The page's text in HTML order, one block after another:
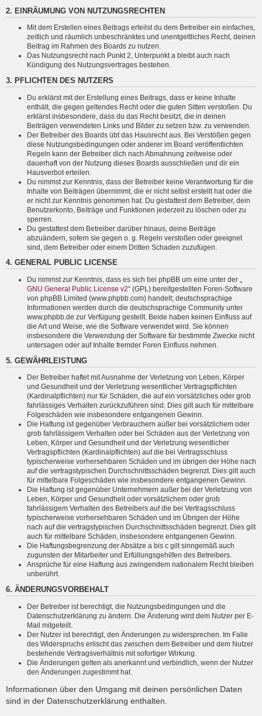
2. EINRÄUMUNG VON NUTZUNGSRECHTEN
Mit dem Erstellen eines Beitrags erteilst du dem Betreiber ein einfaches,
zeitlich und räumlich unbeschränktes und unentgeltliches Recht, deinen
Beitrag im Rahmen des Boards zu nutzen.
Das Nutzungsrecht nach Punkt 2, Unterpunkt a bleibt auch nach
Kündigung des Nutzungsvertrages bestehen.
3. PFLICHTEN DES NUTZERS
Du erklärst mit der Erstellung eines Beitrags, dass er keine Inhalte
enthält, die gegen geltendes Recht oder die guten Sitten verstoßen. Du
erklärst insbesondere, dass du das Recht besitzt, die in deinen
Beiträgen verwendeten Links und Bilder zu setzen bzw. zu verwenden.
Der Betreiber des Boards übt das Hausrecht aus. Bei Verstößen gegen
diese Nutzungsbedingungen oder anderer im Board veröffentlichten
Regeln kann der Betreiber dich nach Abmahnung zeitweise oder
dauerhaft von der Nutzung dieses Boards ausschließen und dir ein
Hausverbot erteilen.
Du nimmst zur Kenntnis, dass der Betreiber keine Verantwortung für die
Inhalte von Beiträgen übernimmt, die er nicht selbst erstellt hat oder die
er nicht zur Kenntnis genommen hat. Du gestattest dem Betreiber, dein
Benutzerkonto, Beiträge und Funktionen jederzeit zu löschen oder zu
sperren.
Du gestattest dem Betreiber darüber hinaus, deine Beiträge
abzuändern, sofern sie gegen o. g. Regeln verstoßen oder geeignet
sind, dem Betreiber oder einem Dritten Schaden zuzufügen.
4. GENERAL PUBLIC LICENSE
Du nimmst zur Kenntnis, dass es sich bei phpBB um eine unter der „
GNU General Public License v2“ (GPL) bereitgestellten Foren-Software
von phpBB Limited (www.phpbb.com) handelt; deutschsprachige
Informationen werden durch die deutschsprachige Community unter
www.phpbb.de zur Verfügung gestellt. Beide haben keinen Einfluss auf
die Art und Weise, wie die Software verwendet wird. Sie können
insbesondere die Verwendung der Software für bestimmte Zwecke nicht
untersagen oder auf Inhalte fremder Foren Einfluss nehmen.
5. GEWÄHRLEISTUNG
Der Betreiber haftet mit Ausnahme der Verletzung von Leben, Körper
und Gesundheit und der Verletzung wesentlicher Vertragspflichten
(Kardinalpflichten) nur für Schäden, die auf ein vorsätzliches oder grob
fahrlässiges Verhalten zurückzuführen sind. Dies gilt auch für mittelbare
Folgeschäden wie insbesondere entgangenen Gewinn.
Die Haftung ist gegenüber Verbrauchern außer bei vorsätzlichem oder
grob fahrlässigem Verhalten oder bei Schäden aus der Verletzung von
Leben, Körper und Gesundheit und der Verletzung wesentlicher
Vertragspflichten (Kardinalpflichten) auf die bei Vertragsschluss
typischerweise vorhersehbaren Schäden und im übrigen der Höhe nach
auf die vertragstypischen Durchschnittsschäden begrenzt. Dies gilt auch
für mittelbare Folgeschäden wie insbesondere entgangenen Gewinn.
Die Haftung ist gegenüber Unternehmern außer bei der Verletzung von
Leben, Körper und Gesundheit oder vorsätzlichem oder grob
fahrlässigem Verhalten des Betreibers auf die bei Vertragsschluss
typischerweise vorhersehbaren Schäden und im Übrigen der Höhe
nach auf die vertragstypischen Durchschnittsschäden begrenzt. Dies gilt
auch für mittelbare Schäden, insbesondere entgangenen Gewinn.
Die Haftungsbegrenzung der Absätze a bis c gilt sinngemäß auch
zugunsten der Mitarbeiter und Erfüllungsgehilfen des Betreibers.
Ansprüche für eine Haftung aus zwingendem nationalem Recht bleiben
unberührt.
6. ÄNDERUNGSVORBEHALT
Der Betreiber ist berechtigt, die Nutzungsbedingungen und die
Datenschutzerklärung zu ändern. Die Änderung wird dem Nutzer per E-
Mail mitgeteilt.
Der Nutzer ist berechtigt, den Änderungen zu widersprechen. Im Falle
des Widerspruchs erlischt das zwischen dem Betreiber und dem Nutzer
bestehende Vertragsverhältnis mit sofortiger Wirkung.
Die Änderungen gelten als anerkannt und verbindlich, wenn der Nutzer
den Änderungen zugestimmt hat.
Informationen über den Umgang mit deinen persönlichen Daten
sind in der Datenschutzerklärung enthalten.